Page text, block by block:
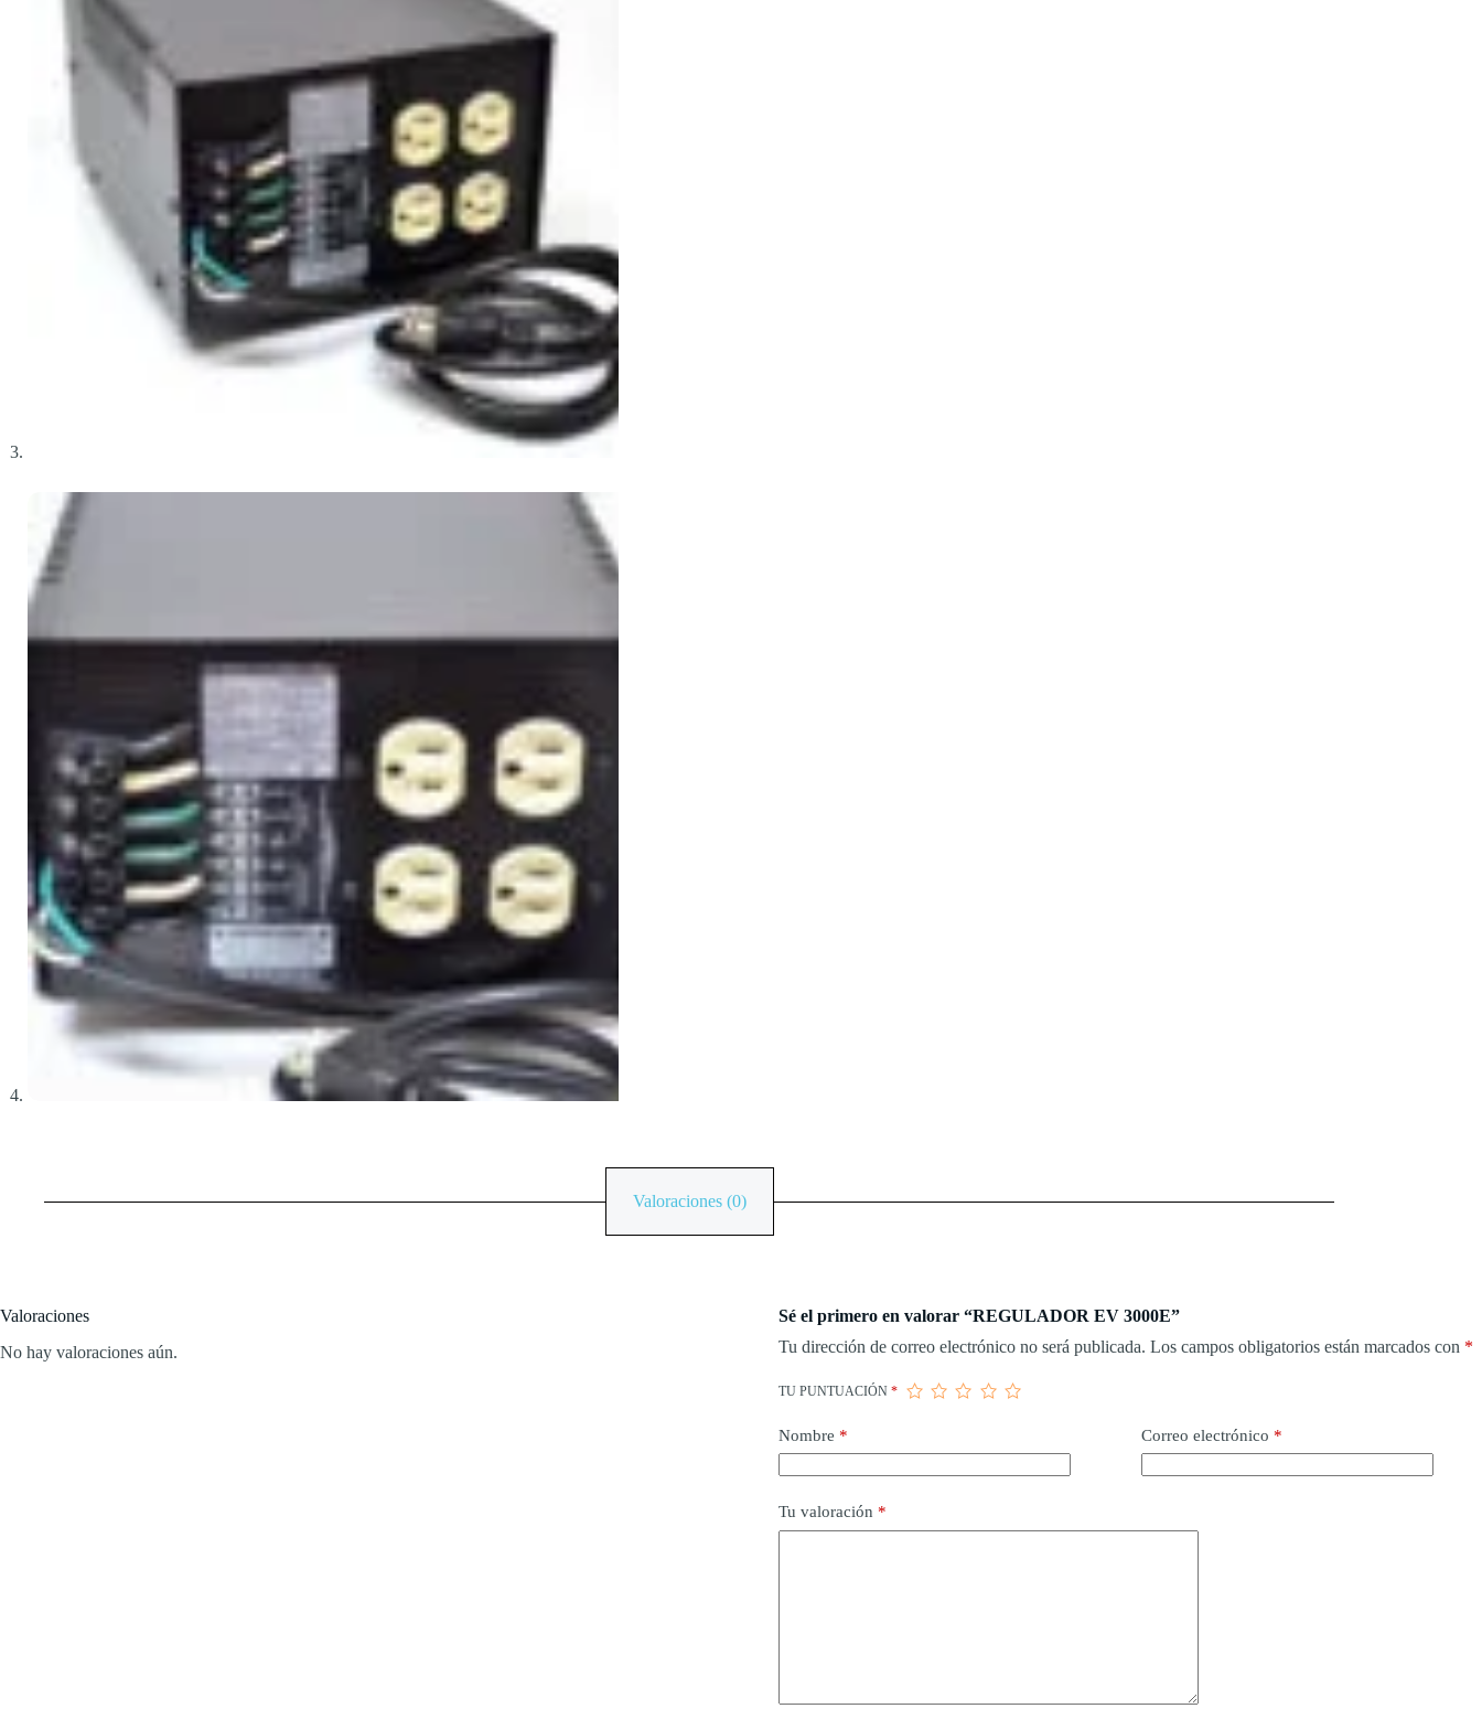
Valoraciones (0)
Valoraciones
No hay valoraciones aún.
Sé el primero en valorar “REGULADOR EV 3000E”
Tu dirección de correo electrónico no será publicada. Los campos obligatorios están marcados con *
TU PUNTUACIÓN *
Nombre * Correo electrónico *
Tu valoración *